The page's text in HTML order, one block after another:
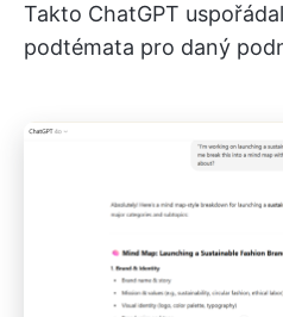
Takto ChatGPT
podtémata pro daný